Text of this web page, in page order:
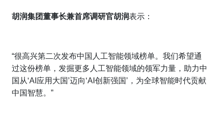
胡润集团董事长兼首席调研官胡润表示：
“很高兴第二次发布中国人工智能领域榜单。我们希望通
过这份榜单，发掘更多人工智能领域的领军力量，助力中
国从‘AI应用大国’迈向‘AI创新强国’，为全球智能时代贡献
中国智慧。”